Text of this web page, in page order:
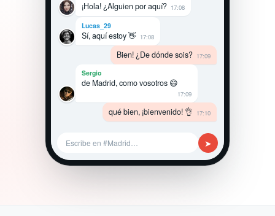
¡Hola! ¿Alguien por aquí? 17:08
Lucas_29
Sí, aquí estoy 👋 17:08
Bien! ¿De dónde sois? 17:09
Sergio
de Madrid, como vosotros 😄
17:09
qué bien, ¡bienvenido! 👌 17:10
Escribe en #Madrid… ➤